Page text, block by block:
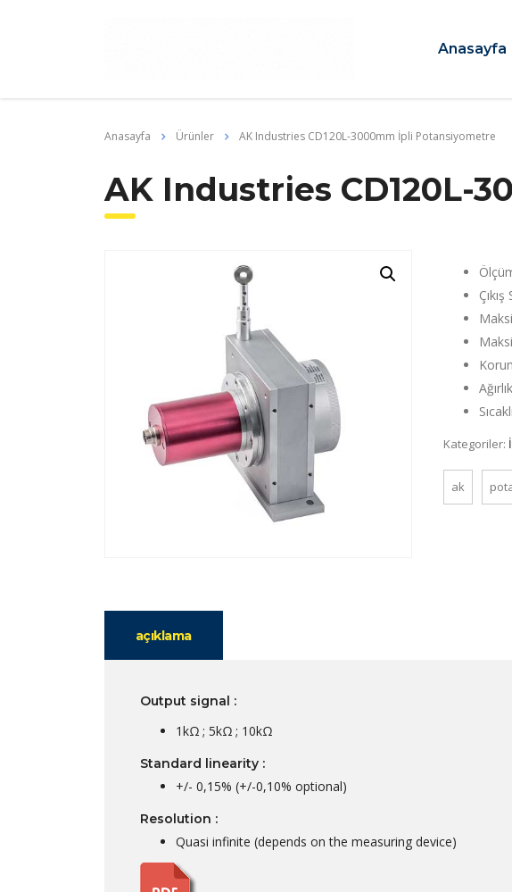
Anasayfa
Anasayfa Ürünler AK Industries CD120L-3000mm İpli Potansiyometre
AK Industries CD120L-
Kategoriler:
ak
açıklama
Output signal :
1kΩ ; 5kΩ ; 10kΩ
Standard linearity :
+/- 0,15% (+/-0,10% optional)
Resolution :
Quasi infinite (depends on the measuring device)